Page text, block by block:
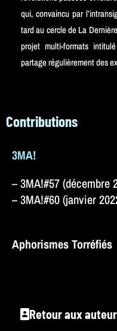
qui, convaincu par
tard au cercle de La
projet multi-formats
partage régulièrement des
Contributions
3MA!
– 3MA!#57 (décembre
– 3MA!#60 (janvier
Aphorismes Torréfiés
Retour aux